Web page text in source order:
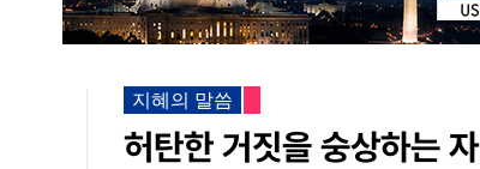
지혜의 말씀
허탄한 거짓을 숭상하는 자